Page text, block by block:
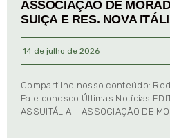
ASSOCIAÇÃO DE
SUIÇA E RES. NOVA
14 de julho de 2026
Compartilhe nosso conteúdo:
Fale conosco Últimas Notícias
ASSUITÁLIA – ASSOCIAÇÃO DE